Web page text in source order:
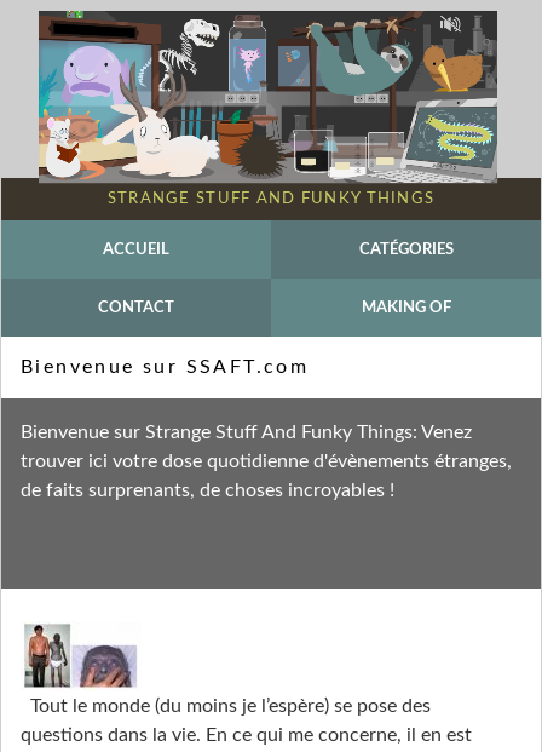
STRANGE STUFF AND FUNKY THINGS
ACCUEIL CATÉGORIES
CONTACT MAKING OF
Fil des commentaires
Tout le monde (du moins je l’espère) se pose des
questions dans la vie. En ce qui me concerne, il en est
Bienvenue sur SSAFT.com
Bienvenue sur Strange Stuff And Funky Things: Venez
trouver ici votre dose quotidienne d'évènements étranges,
de faits surprenants, de choses incroyables !